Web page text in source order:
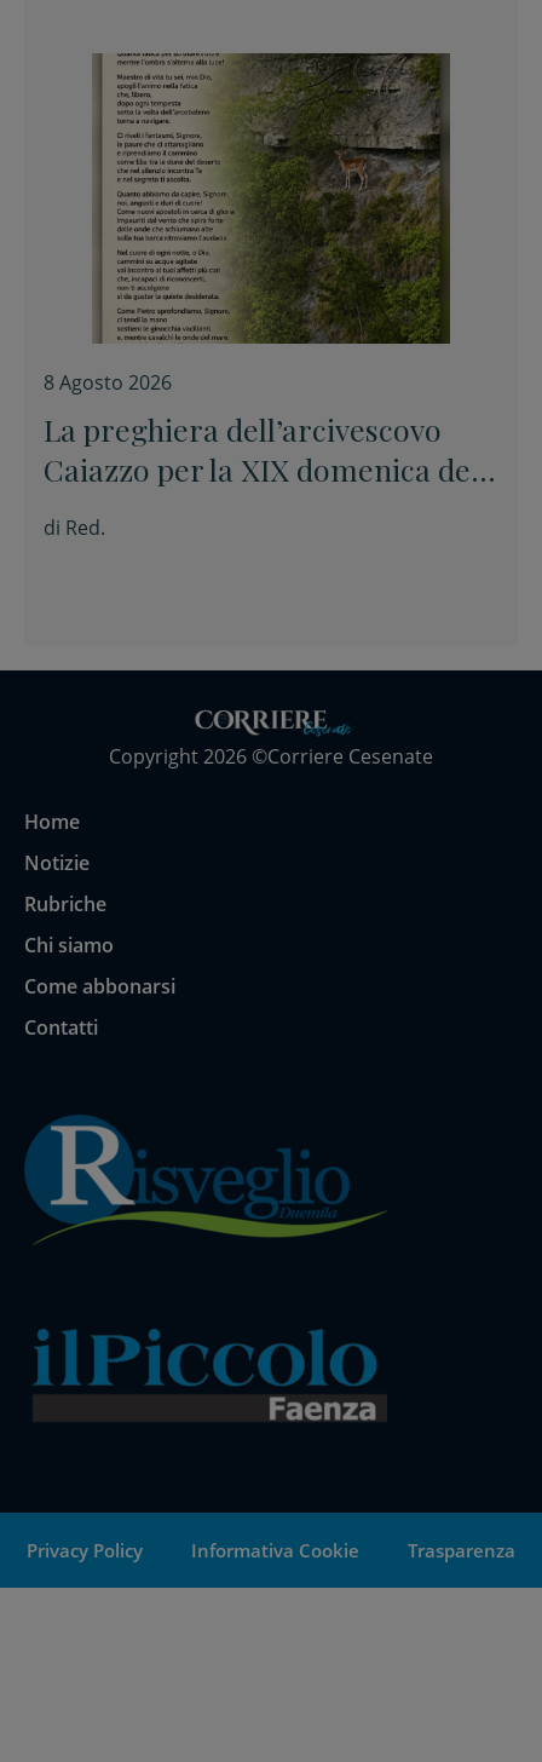
8 Agosto 2026
La preghiera dell’arcivescovo
Caiazzo per la XIX domenica del
Tempo ordinario
di Red.
Copyright 2026 ©Corriere Cesenate
Home
Notizie
Rubriche
Chi siamo
Come abbonarsi
Contatti
Privacy Policy Informativa Cookie Trasparenza